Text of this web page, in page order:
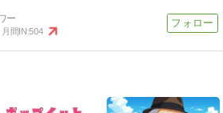
月間IN:504